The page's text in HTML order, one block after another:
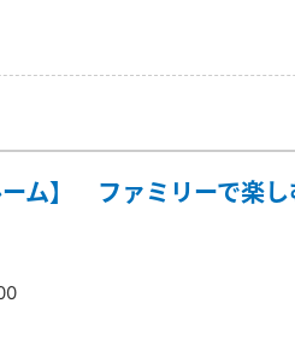
ーム】 ファミリーで楽